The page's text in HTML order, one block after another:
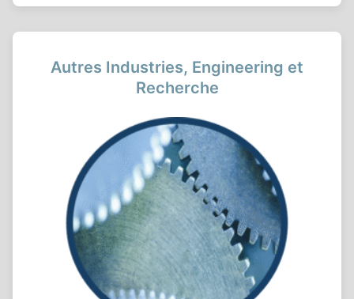
Autres Industries, Engineering et
Recherche